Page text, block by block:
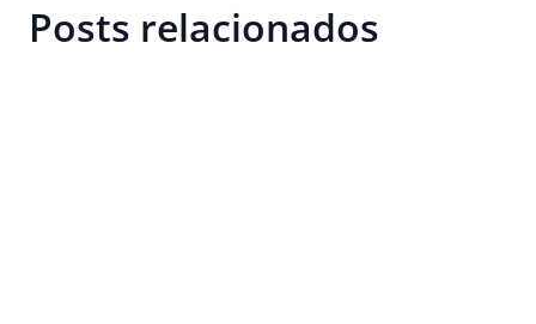
Posts relacionados